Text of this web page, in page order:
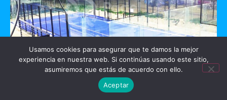
Usamos cookies para asegurar que te damos la mejor
experiencia en nuestra web. Si continúas usando este sitio,
asumiremos que estás de acuerdo con ello.
Aceptar